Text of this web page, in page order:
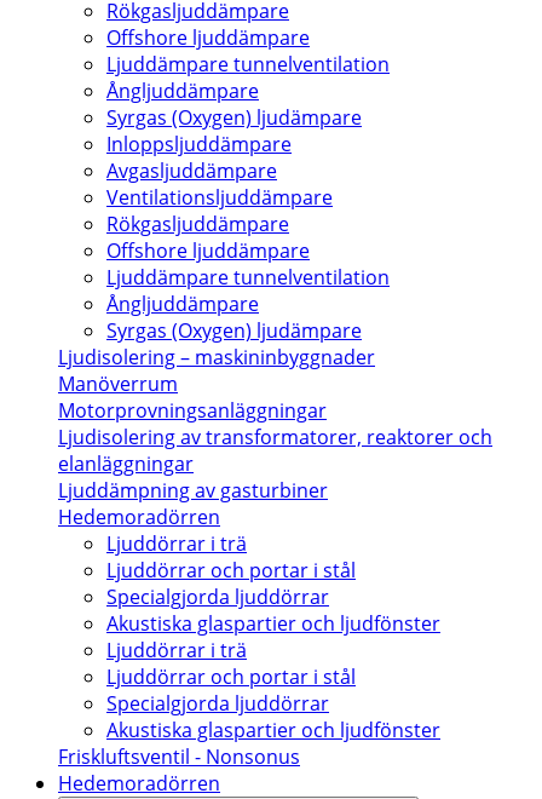
Rökgasljuddämpare
Offshore ljuddämpare
Ljuddämpare tunnelventilation
Ångljuddämpare
Syrgas (Oxygen) ljudämpare
Inloppsljuddämpare
Avgasljuddämpare
Ventilationsljuddämpare
Rökgasljuddämpare
Offshore ljuddämpare
Ljuddämpare tunnelventilation
Ångljuddämpare
Syrgas (Oxygen) ljudämpare
Ljudisolering – maskininbyggnader
Manöverrum
Motorprovningsanläggningar
Ljudisolering av transformatorer, reaktorer och
elanläggningar
Ljuddämpning av gasturbiner
Hedemoradörren
Ljuddörrar i trä
Ljuddörrar och portar i stål
Specialgjorda ljuddörrar
Akustiska glaspartier och ljudfönster
Ljuddörrar i trä
Ljuddörrar och portar i stål
Specialgjorda ljuddörrar
Akustiska glaspartier och ljudfönster
Friskluftsventil - Nonsonus
Hedemoradörren